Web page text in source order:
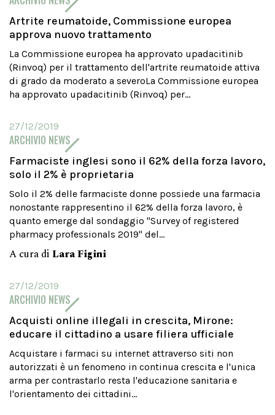
Artrite reumatoide, Commissione europea
approva nuovo trattamento
La Commissione europea ha approvato upadacitinib
(Rinvoq) per il trattamento dell'artrite reumatoide attiva
di grado da moderato a severoLa Commissione europea
ha approvato upadacitinib (Rinvoq) per...
27/12/2019
ARCHIVIO NEWS
Farmaciste inglesi sono il 62% della forza lavoro,
solo il 2% è proprietaria
Solo il 2% delle farmaciste donne possiede una farmacia
nonostante rappresentino il 62% della forza lavoro, è
quanto emerge dal sondaggio "Survey of registered
pharmacy professionals 2019" del...
A cura di Lara Figini
27/12/2019
ARCHIVIO NEWS
Acquisti online illegali in crescita, Mirone:
educare il cittadino a usare filiera ufficiale
Acquistare i farmaci su internet attraverso siti non
autorizzati è un fenomeno in continua crescita e l'unica
arma per contrastarlo resta l'educazione sanitaria e
l'orientamento dei cittadini...